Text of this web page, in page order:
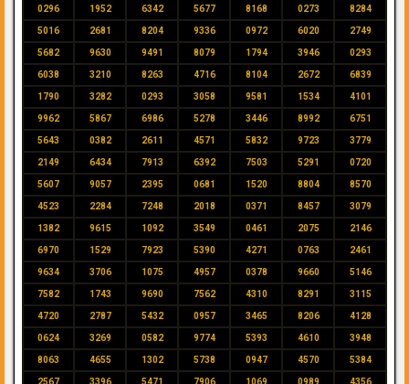
0296 1952 6342 5677 8168 0273 8284
5016 2681 8204 9336 0972 6020 2749
5682 9630 9491 8079 1794 3946 0293
6038 3210 8263 4716 8104 2672 6839
1790 3282 0293 3058 9581 1534 4101
9962 5867 6986 5278 3446 8992 6751
5643 0382 2611 4571 5832 9723 3779
2149 6434 7913 6392 7503 5291 0720
5607 9057 2395 0681 1520 8804 8570
4523 2284 7248 2018 0371 8457 3079
1382 9615 1092 3549 0461 2075 2146
6970 1529 7923 5390 4271 0763 2461
9634 3706 1075 4957 0378 9660 5146
7582 1743 9690 7562 4310 8291 3115
4720 2787 5432 0957 3465 8206 4128
0624 3269 0582 9774 5393 4610 3948
8063 4655 1302 5738 0947 4570 5384
2567 3396 5471 7906 1069 0989 4356